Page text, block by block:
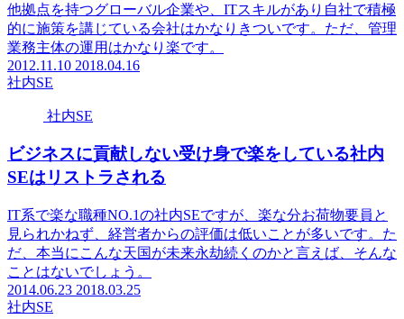
他拠点を持つグローバル企業や、ITスキルがあり自社で積極
的に施策を講じている会社はかなりきついです。ただ、管理
業務主体の運用はかなり楽です。
2012.11.10 2018.04.16
社内SE
社内SE
ビジネスに貢献しない受け身で楽をしている社内
SEはリストラされる
IT系で楽な職種NO.1の社内SEですが、楽な分お荷物要員と
見られかねず、経営者からの評価は低いことが多いです。た
だ、本当にこんな天国が未来永劫続くのかと言えば、そんな
ことはないでしょう。
2014.06.23 2018.03.25
社内SE